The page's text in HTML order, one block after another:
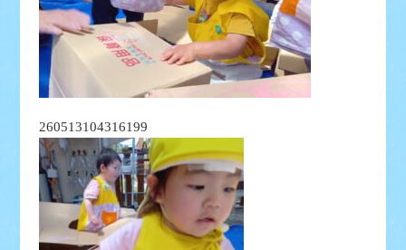
260513104316199